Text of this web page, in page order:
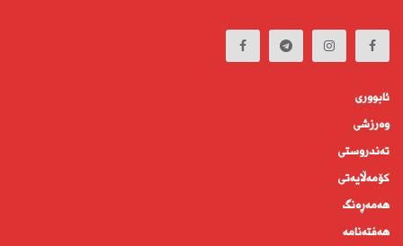
ئابوورى
وەرزشی
تەندروستى
كۆمه‌ڵايه‌تى
هەمەڕەنگ
هەفتەنامە